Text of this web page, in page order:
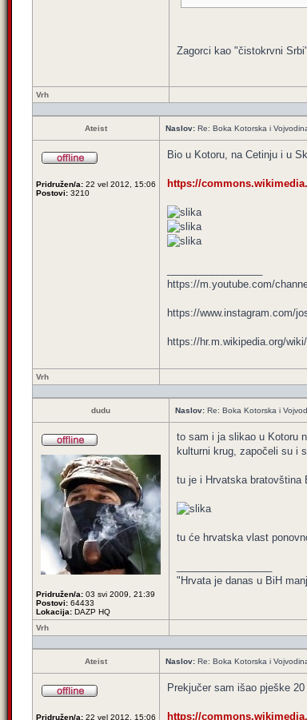
Zagorci kao "čistokrvni
Vrh
Ateist Naslov: Re: Boka Kotorska i
Pridružen/a: 22 vel 2012, 15:06
Postovi: 3210
Bio u Kotoru, na Cetinju i u
https://
https://m.youtube.com/
https://www.instagram.com/
https://hr.m.wikipedia.org/
Vrh
dudu Naslov: Re: Boka Kotorska i
Pridružen/a: 03 svi 2009, 21:39
Postovi: 64433
Lokacija: DAZP HQ
to sam i ja slikao u Kotoru
kulturni krug, započeli su i
tu je i Hrvatska bratovština
tu će hrvatska vlast
"Hrvata je danas u BiH
Vrh
Ateist Naslov: Re: Boka Kotorska i
Pridružen/a: 22 vel 2012, 15:06
Prekjučer sam išao pješke
https://